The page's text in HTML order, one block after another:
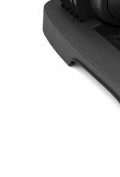
Máy Leo
Máy
Máy tập
Thiết Bị
Máy
Máy khối
Robot
Ghế Tập
Khung
Dàn Tập
Máy tập